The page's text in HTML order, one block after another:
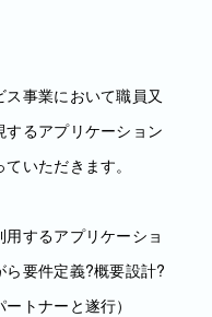
事業において職員又
るアプリケーション
いただきます。
用するアプリケーショ
ら要件定義?概要設計?
トナーと遂行）